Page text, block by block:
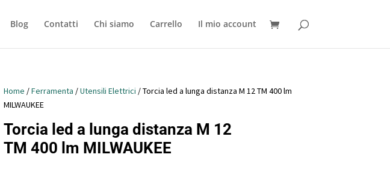
Blog Contatti Chi siamo Carrello Il mio account
Home /Ferramenta /Utensili Elettrici / Torcia led a lunga distanza M 12 TM 400 lm
MILWAUKEE
Torcia led a lunga distanza M 12
TM 400 lm MILWAUKEE